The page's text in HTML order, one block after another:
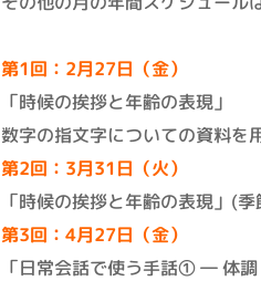
第1回：2月27日（金）
「時候の挨拶と年齢の表現」
数字の指文字についての資料を
第2回：3月31日（火）
「時候の挨拶と年齢の表現」(
第3回：4月27日（金）
「日常会話で使う手話① ― 体調